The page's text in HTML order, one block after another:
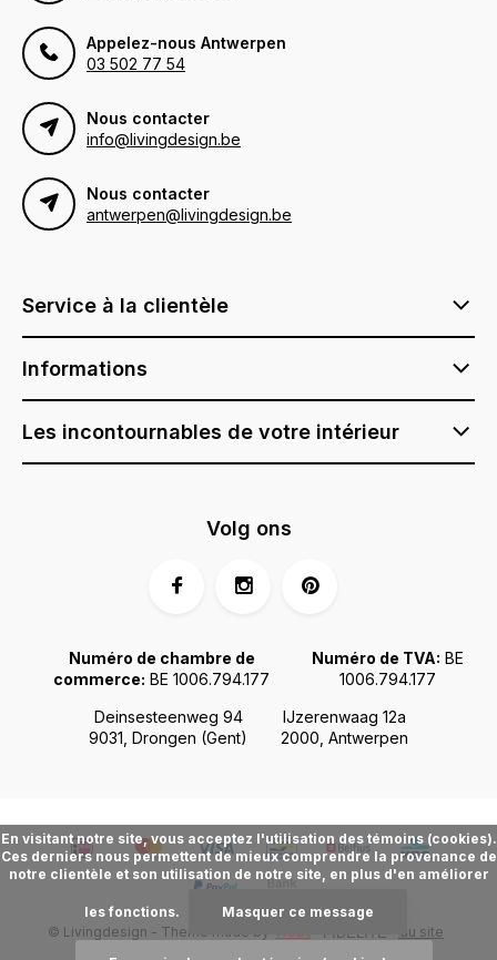
Appelez-nous Antwerpen
03 502 77 54
Nous contacter
info@livingdesign.be
Nous contacter
antwerpen@livingdesign.be
Service à la clientèle
Informations
Les incontournables de votre intérieur
Deinsesteenweg 94
9031, Drongen (Gent)
IJzerenwaag 12a
2000, Antwerpen
Numéro de chambre de
commerce: BE 1006.794.177
Numéro de TVA: BE
1006.794.177
Volg ons
© Livingdesign - Theme made by Webdinge.nl Plan du site
En visitant notre site, vous acceptez l'utilisation des témoins (cookies).
Ces derniers nous permettent de mieux comprendre la provenance de
notre clientèle et son utilisation de notre site, en plus d'en améliorer
les fonctions. Masquer ce message
FIDÉLITÉ